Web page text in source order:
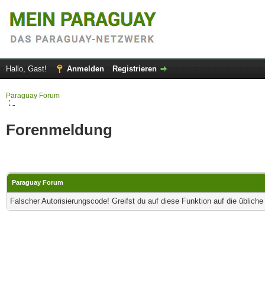
Hallo, Gast! Anmelden Registrieren
Paraguay Forum
Forenmeldung
Paraguay Forum
Falscher Autorisierungscode! Greifst du auf diese Funktion auf die